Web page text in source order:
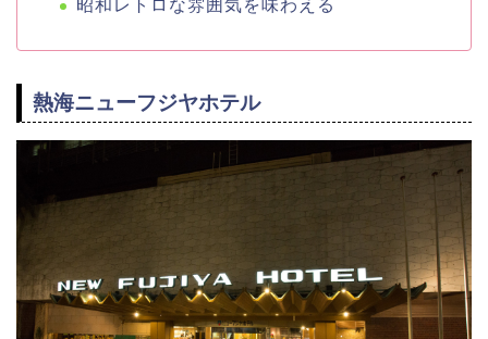
昭和レトロな雰囲気を味わえる
熱海ニューフジヤホテル